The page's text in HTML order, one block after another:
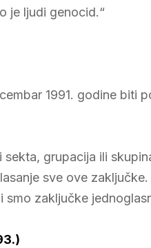
je lјudi genocid.“
1991. godine biti
sekta, grupacija ili
sve ove
zaklјučke